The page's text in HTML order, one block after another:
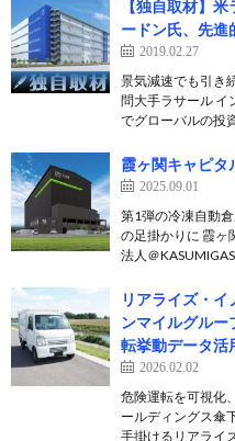
【独自取材】
ードン氏、先進
2019.02.27
景気減速でも引き
問大手ラサール イ
でグローバルの投
霞ヶ関キャピタ
2025.09.01
第1弾の冷凍自動
の足掛かりに 霞ヶ
法人＠
リアライズ・
ンマイルグルー
転挙動データ活
2026.02.02
危険運転を可視化
ールディングス傘
手掛けるリアライ